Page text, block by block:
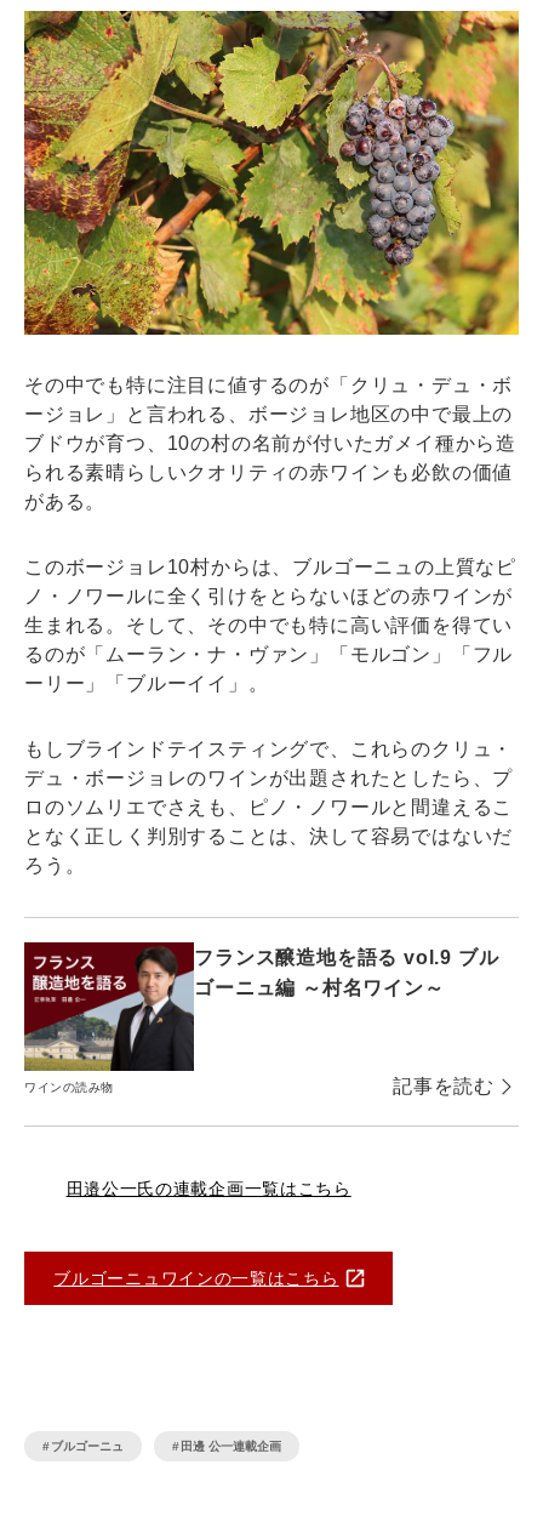
その中でも特に注目に値するのが「クリュ・デュ・ボ
ージョレ」と言われる、ボージョレ地区の中で最上の
ブドウが育つ、10の村の名前が付いたガメイ種から造
られる素晴らしいクオリティの赤ワインも必飲の価値
がある。
このボージョレ10村からは、ブルゴーニュの上質なピ
ノ・ノワールに全く引けをとらないほどの赤ワインが
生まれる。そして、その中でも特に高い評価を得てい
るのが「ムーラン・ナ・ヴァン」「モルゴン」「フル
ーリー」「ブルーイイ」。
もしブラインドテイスティングで、これらのクリュ・
デュ・ボージョレのワインが出題されたとしたら、プ
ロのソムリエでさえも、ピノ・ノワールと間違えるこ
となく正しく判別することは、決して容易ではないだ
ろう。
フランス醸造地を語る vol.9 ブル
ゴーニュ編 ～村名ワイン～
ワインの読み物 記事を読む
田邉公一氏の連載企画一覧はこちら
ブルゴーニュワインの一覧はこちら
ブルゴーニュ 田邊 公一連載企画